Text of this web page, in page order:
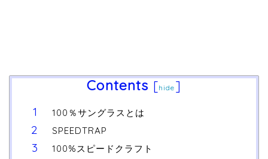
Contents [hide ]
100％サングラスとは
SPEEDTRAP
100%スピードクラフト